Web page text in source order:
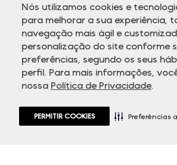
Nós utilizamos cookies e
para melhorar a sua experiência,
navegação mais ágil e
personalização do site conforme
preferências, segundo os seus
perfil. Para mais informações,
nossa Política de Privacidade.
PERMITIR COOKIES Preferências